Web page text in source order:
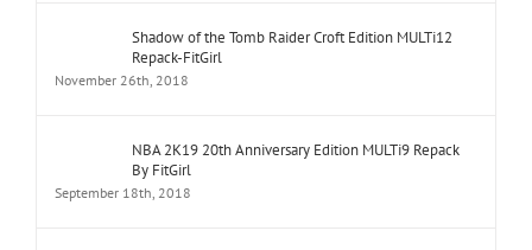
Shadow of the Tomb Raider Croft Edition MULTi12
Repack-FitGirl
November 26th, 2018
NBA 2K19 20th Anniversary Edition MULTi9 Repack
By FitGirl
September 18th, 2018